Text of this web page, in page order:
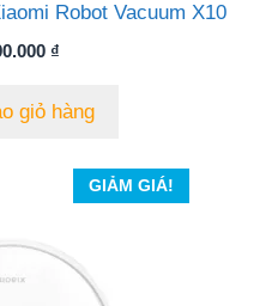
Robot Vacuum X10
₫
giỏ hàng
GIẢM GIÁ!